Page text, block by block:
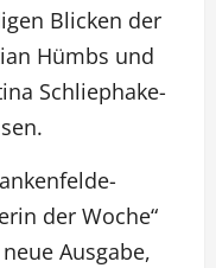
Blicken der
Hümbs und
Schliephake-
der Woche“
Ausgabe,